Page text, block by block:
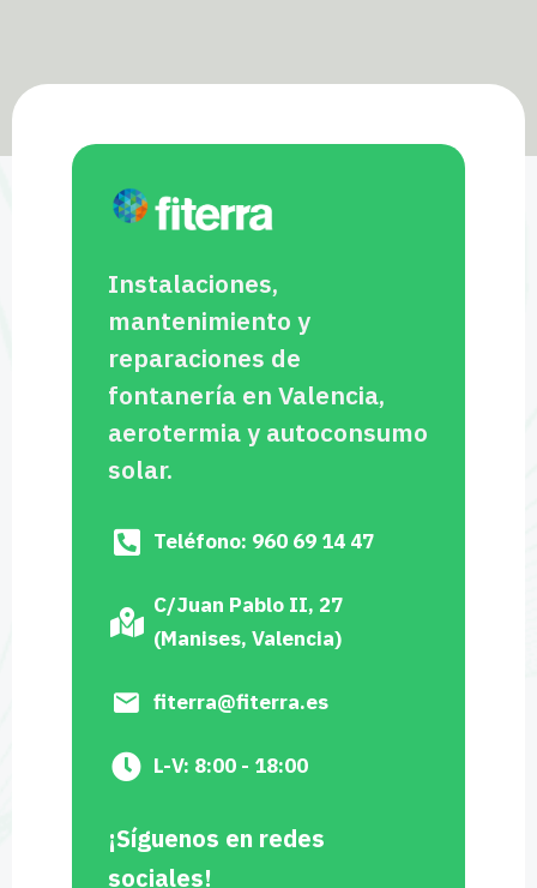
Instalaciones,
mantenimiento y
reparaciones de
fontanería en Valencia,
aerotermia y autoconsumo
solar.
Teléfono: 960 69 14 47
C/Juan Pablo II, 27
(Manises, Valencia)
fiterra@fiterra.es
L-V: 8:00 - 18:00
¡Síguenos en redes
sociales!